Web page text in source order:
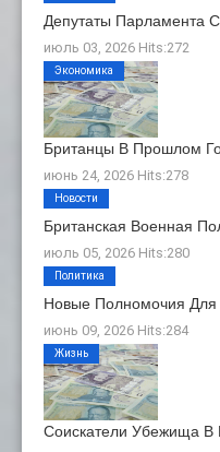
Депутаты Парламента
июль 03, 2026 Hits:272
Британцы В Прошлом
июнь 24, 2026 Hits:278
Экономика
Британская Военная
июль 05, 2026 Hits:280
Новости
Новые Полномочия
июнь 09, 2026 Hits:284
Политика
Соискатели Убежища
Жизнь